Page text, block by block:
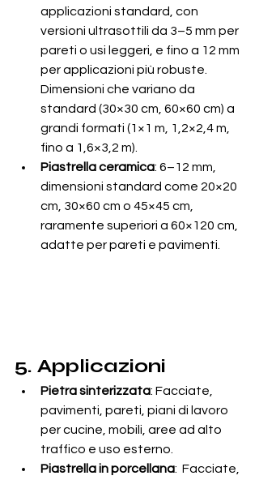
applicazioni standard, con
versioni ultrasottili da 3–5 mm per
pareti o usi leggeri, e fino a 12 mm
per applicazioni più robuste.
Dimensioni che variano da
standard (30×30 cm, 60×60 cm) a
grandi formati (1×1 m, 1,2×2,4 m,
fino a 1,6×3,2 m).
Piastrella ceramica: 6–12 mm,
dimensioni standard come 20×20
cm, 30×60 cm o 45×45 cm,
raramente superiori a 60×120 cm,
adatte per pareti e pavimenti.
5. Applicazioni
Pietra sinterizzata: Facciate,
pavimenti, pareti, piani di lavoro
per cucine, mobili, aree ad alto
traffico e uso esterno.
Piastrella in porcellana:  Facciate,